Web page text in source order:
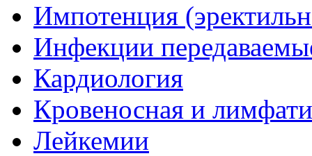
Импотенция
Инфекции
Кардиология
Кровеносная и
Лейкемии